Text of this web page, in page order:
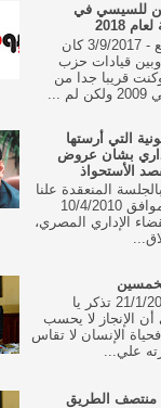
للسيسي في
2018
جريدة اليوم السابع - 3/9/2017 كان
قيادات حزب
منذ 2008 ، وكنت قريبا جدا من
...
التي أرستها
بشان عروض
الأستحواذ
2010 § بالجلسة المنعقدة علنا
في يوم السبت الموافق 10/4/2010
الإداري المصري،
جريدة الاخبار - 21/1/2016 تذكر يا
الإنجاز لا يحسب
الإنسان لا تقاس
علي...
منتصف الطريق